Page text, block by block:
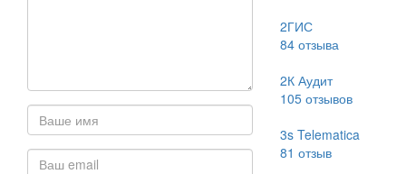
2ГИС
84отзыва
2К Аудит
105отзывов
3s Telematica
81 отзыв